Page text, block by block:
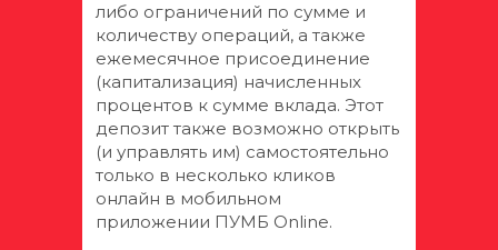
либо ограничений по сумме и
количеству операций, а также
ежемесячное присоединение
(капитализация) начисленных
процентов к сумме вклада. Этот
депозит также возможно открыть
(и управлять им) самостоятельно
только в несколько кликов
онлайн в мобильном
приложении ПУМБ Online.